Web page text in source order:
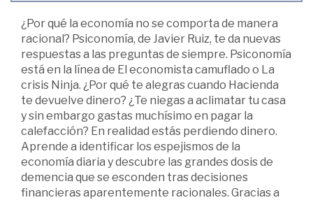
¿Por qué la economía no se comporta de manera
racional? Psiconomía, de Javier Ruiz, te da nuevas
respuestas a las preguntas de siempre. Psiconomía
está en la línea de El economista camuflado o La
crisis Ninja. ¿Por qué te alegras cuando Hacienda
te devuelve dinero? ¿Te niegas a aclimatar tu casa
y sin embargo gastas muchísimo en pagar la
calefacción? En realidad estás perdiendo dinero.
Aprende a identificar los espejismos de la
economía diaria y descubre las grandes dosis de
demencia que se esconden tras decisiones
financieras aparentemente racionales. Gracias a